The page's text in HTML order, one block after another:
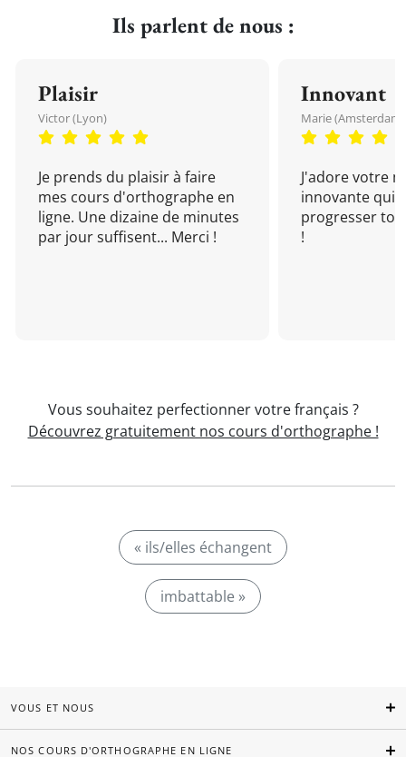
Ils parlent de nous :
Plaisir
Victor (Lyon)
Je prends du plaisir à faire
mes cours d'orthographe en
ligne. Une dizaine de minutes
par jour suffisent... Merci !
Innovant
Marie (Amsterdam)
J'adore votre
innovante qui
progresser
!
Vous souhaitez perfectionner votre français ?
Découvrez gratuitement nos cours d'orthographe !
« ils/elles échangent
imbattable »
VOUS ET NOUS
NOS COURS D'ORTHOGRAPHE EN LIGNE